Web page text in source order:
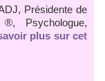
Présidente de
Psychologue,
plus sur cet